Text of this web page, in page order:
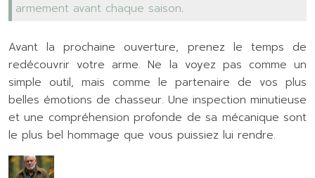
armement avant chaque saison.
Avant la prochaine ouverture, prenez le temps de
redécouvrir votre arme. Ne la voyez pas comme un
simple outil, mais comme le partenaire de vos plus
belles émotions de chasseur. Une inspection minutieuse
et une compréhension profonde de sa mécanique sont
le plus bel hommage que vous puissiez lui rendre.